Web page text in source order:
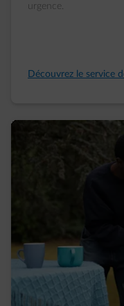
urgence.
Découvrez le service